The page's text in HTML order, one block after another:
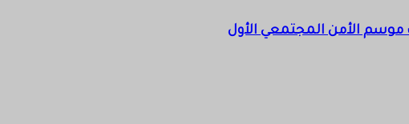
الأمن المجتمعي الأول